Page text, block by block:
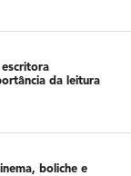
da leitura
boliche e